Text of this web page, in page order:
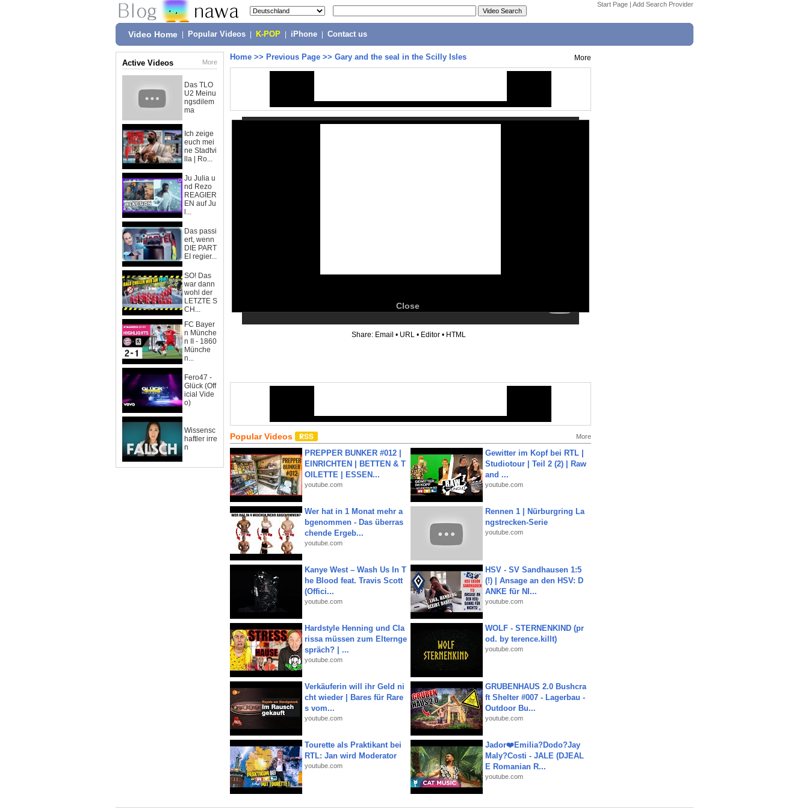
Start Page | Add Search Provider
Video Home Popular Videos K-POP iPhone Contact us
Active Videos More
Das TLO
U2 Meinu
ngsdilem
ma
Ich zeige
euch mei
ne Stadtvi
lla | Ro...
Ju Julia u
nd Rezo
REAGIER
EN auf Ju
l...
Das passi
ert, wenn
DIE PART
EI regier...
SO! Das
war dann
wohl der
LETZTE S
CH...
FC Bayer
n Münche
n II - 1860
Münche
n...
Fero47 -
Glück (Off
icial Vide
o)
Wissensc
haftler irre
n
Home >> Previous Page >> Gary and the seal in the Scilly Isles More
Close
Share: Email • URL • Editor • HTML
Popular Videos More
PREPPER BUNKER #012 |
EINRICHTEN | BETTEN & T
OILETTE | ESSEN...
youtube.com
Gewitter im Kopf bei RTL |
Studiotour | Teil 2 (2) | Raw
and ...
youtube.com
Wer hat in 1 Monat mehr a
bgenommen - Das überras
chende Ergeb...
youtube.com
Rennen 1 | Nürburgring La
ngstrecken-Serie
youtube.com
Kanye West – Wash Us In T
he Blood feat. Travis Scott
(Offici...
youtube.com
HSV - SV Sandhausen 1:5
(!) | Ansage an den HSV: D
ANKE für NI...
youtube.com
Hardstyle Henning und Cla
rissa müssen zum Elternge
spräch? | ...
youtube.com
WOLF - STERNENKIND (pr
od. by terence.killt)
youtube.com
Verkäuferin will ihr Geld ni
cht wieder | Bares für Rare
s vom...
youtube.com
GRUBENHAUS 2.0 Bushcra
ft Shelter #007 - Lagerbau -
Outdoor Bu...
youtube.com
Tourette als Praktikant bei
RTL: Jan wird Moderator
youtube.com
Jador❤️Emilia?Dodo?Jay
Maly?Costi - JALE (DJEAL
E Romanian R...
youtube.com